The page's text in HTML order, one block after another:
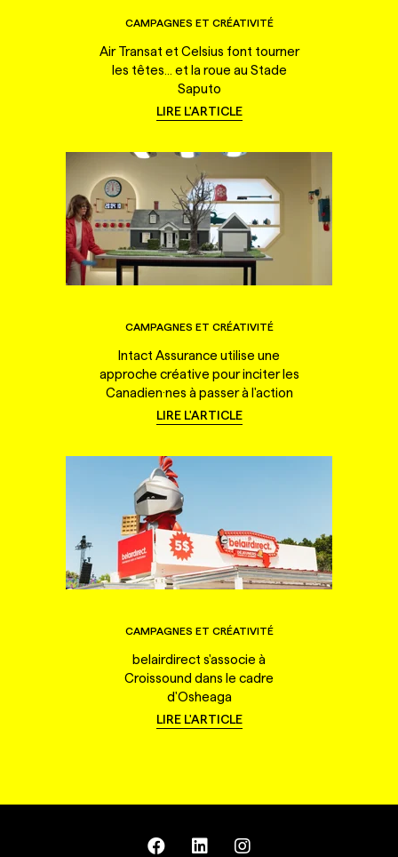
CAMPAGNES ET CRÉATIVITÉ
Air Transat et Celsius font tourner
les têtes... et la roue au Stade
Saputo
LIRE L'ARTICLE
CAMPAGNES ET CRÉATIVITÉ
Intact Assurance utilise une
approche créative pour inciter les
Canadien·nes à passer à l'action
LIRE L'ARTICLE
CAMPAGNES ET CRÉATIVITÉ
belairdirect s'associe à
Croissound dans le cadre
d'Osheaga
LIRE L'ARTICLE